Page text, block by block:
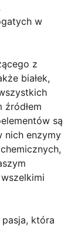
w
z
białek,
źródłem
są
nich enzymy
która